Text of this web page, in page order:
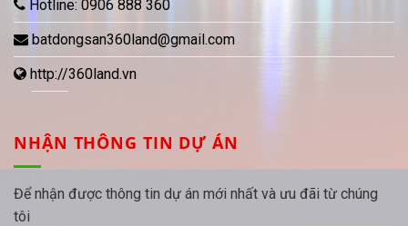
Hotline: 0906 888 360
batdongsan360land@gmail.com
http://360land.vn
NHẬN THÔNG TIN DỰ ÁN
Để nhận được thông tin dự án mới nhất và ưu đãi từ chúng
tôi